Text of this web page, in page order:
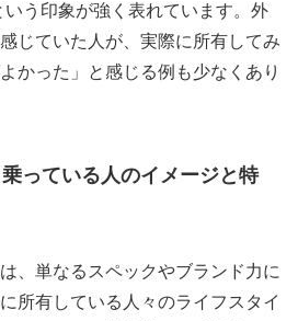
いう印象が強く表れています。外
じていた人が、実際に所有してみ
かった」と感じる例も少なくあり
っている人のイメージと特
、単なるスペックやブランド力に
所有している人々のライフスタイ